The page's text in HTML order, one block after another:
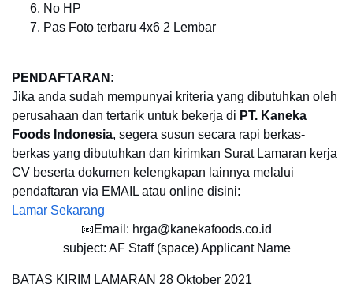
No HP
Pas Foto terbaru 4x6 2 Lembar
PENDAFTARAN:
Jika anda sudah mempunyai kriteria yang dibutuhkan oleh
perusahaan dan tertarik untuk bekerja di PT. Kaneka
Foods Indonesia, segera susun secara rapi berkas-
berkas yang dibutuhkan dan kirimkan Surat Lamaran kerja
CV beserta dokumen kelengkapan lainnya melalui
pendaftaran via EMAIL atau online disini:
Lamar Sekarang
📧Email: hrga@kanekafoods.co.id
subject: AF Staff (space) Applicant Name
BATAS KIRIM LAMARAN 28 Oktober 2021